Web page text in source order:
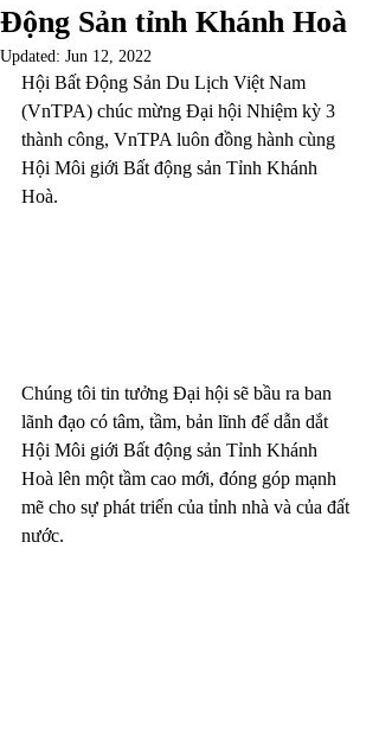
Động Sản tỉnh Khánh Hoà
Updated: Jun 12, 2022
Hội Bất Động Sản Du Lịch Việt Nam
(VnTPA) chúc mừng Đại hội Nhiệm kỳ 3
thành công, VnTPA luôn đồng hành cùng
Hội Môi giới Bất động sản Tỉnh Khánh
Hoà.
Chúng tôi tin tưởng Đại hội sẽ bầu ra ban
lãnh đạo có tâm, tầm, bản lĩnh để dẫn dắt
Hội Môi giới Bất động sản Tỉnh Khánh
Hoà lên một tầm cao mới, đóng góp mạnh
mẽ cho sự phát triển của tỉnh nhà và của đất
nước.